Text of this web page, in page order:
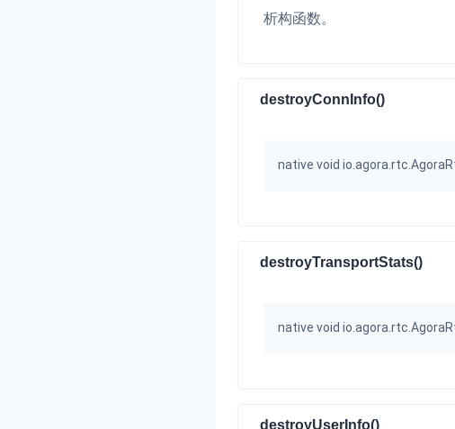
析构函数。
destroyConnInfo()
native void
destroyTransportStats()
native void
destroyUserInfo()